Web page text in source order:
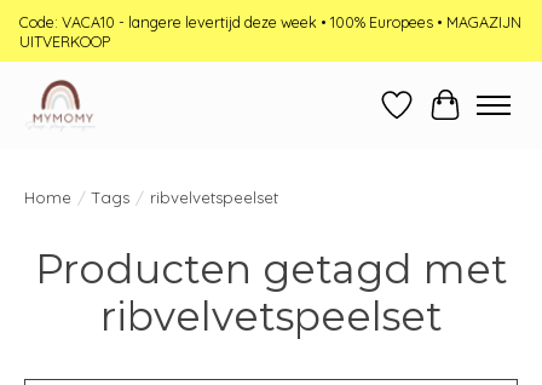
Code: VACA10 - langere levertijd deze week • 100% Europees • MAGAZIJN
UITVERKOOP
Verlanglijst
Home / Tags / ribvelvetspeelset
Producten getagd met
ribvelvetspeelset